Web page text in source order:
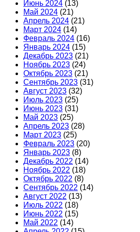
Июнь 2024 (13)
Май 2024 (21)
Апрель 2024 (21)
Март 2024 (14)
Февраль 2024 (16)
Январь 2024 (15)
Декабрь 2023 (21)
Ноябрь 2023 (24)
Октябрь 2023 (21)
Сентябрь 2023 (31)
Август 2023 (32)
Июль 2023 (25)
Июнь 2023 (31)
Май 2023 (25)
Апрель 2023 (28)
Март 2023 (25)
Февраль 2023 (20)
Январь 2023 (8)
Декабрь 2022 (14)
Ноябрь 2022 (18)
Октябрь 2022 (8)
Сентябрь 2022 (14)
Август 2022 (13)
Июль 2022 (18)
Июнь 2022 (15)
Май 2022 (14)